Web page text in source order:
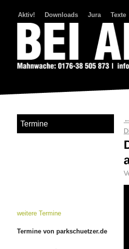
Aktiv! Downloads Jura Texte
←
Termine
weitere Termine
Termine von parkschuetzer.de